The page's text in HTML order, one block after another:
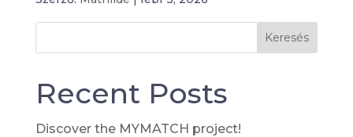
Keresés
Recent Posts
Discover the MYMATCH project!